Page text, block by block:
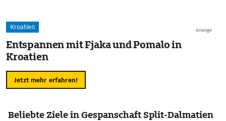
Anzeige
Kroatien
Entspannen mit Fjaka und Pomalo in
Kroatien
Jetzt mehr erfahren!
Beliebte Ziele in Gespanschaft Split-Dalmatien